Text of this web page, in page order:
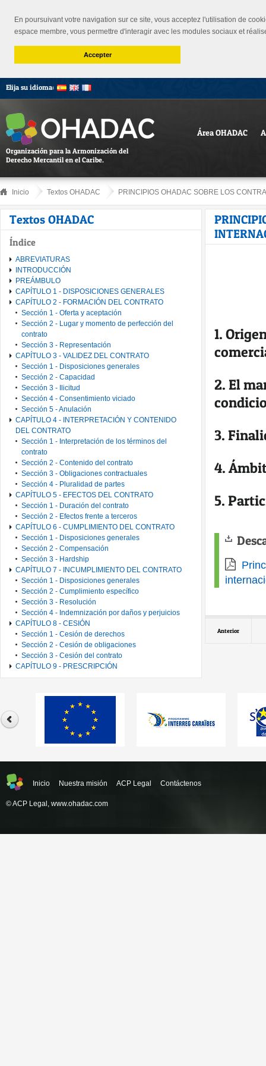
En poursuivant votre navigation sur ce site, vous acceptez l'utilisation de
espace membre, vous permettre d'interagir avec les modules sociaux et
Accepter
Elija su idioma:
Organización para la Armonización del
Derecho Mercantil en el Caribe.
Área OHADAC
Inicio Textos OHADAC PRINCIPIOS OHADAC SOBRE LOS
Textos OHADAC
Índice
ABREVIATURAS
INTRODUCCIÓN
PREÁMBULO
CAPÍTULO 1 - DISPOSICIONES GENERALES
CAPÍTULO 2 - FORMACIÓN DEL CONTRATO
Sección 1 - Oferta y aceptación
Sección 2 - Lugar y momento de perfección del
contrato
Sección 3 - Representación
CAPÍTULO 3 - VALIDEZ DEL CONTRATO
Sección 1 - Disposiciones generales
Sección 2 - Capacidad
Sección 3 - Ilicitud
Sección 4 - Consentimiento viciado
Sección 5 - Anulación
CAPÍTULO 4 - INTERPRETACIÓN Y CONTENIDO
DEL CONTRATO
Sección 1 - Interpretación de los términos del
contrato
Sección 2 - Contenido del contrato
Sección 3 - Obligaciones contractuales
Sección 4 - Pluralidad de partes
CAPÍTULO 5 - EFECTOS DEL CONTRATO
Sección 1 - Duración del contrato
Sección 2 - Efectos frente a terceros
CAPÍTULO 6 - CUMPLIMIENTO DEL CONTRATO
Sección 1 - Disposiciones generales
Sección 2 - Compensación
Sección 3 - Hardship
CAPÍTULO 7 - INCUMPLIMIENTO DEL CONTRATO
Sección 1 - Disposiciones generales
Sección 2 - Cumplimiento específico
Sección 3 - Resolución
Sección 4 - Indemnización por daños y perjuicios
CAPÍTULO 8 - CESIÓN
Sección 1 - Cesión de derechos
Sección 2 - Cesión de obligaciones
Sección 3 - Cesión del contrato
CAPÍTULO 9 - PRESCRIPCIÓN
1.
2. El
3.
4.
5.
Anterior
Inicio Nuestra misión ACP Legal Contáctenos
© ACP Legal, www.ohadac.com